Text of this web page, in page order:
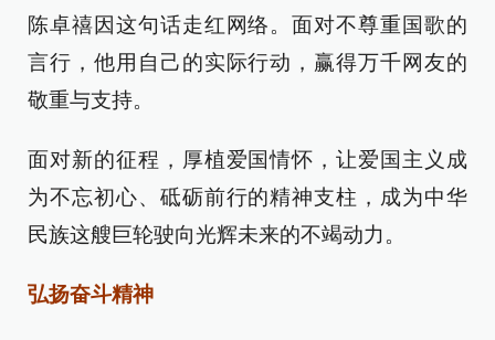
陈卓禧因这句话走红网络。面对不尊重国歌的
言行，他用自己的实际行动，赢得万千网友的
敬重与支持。
面对新的征程，厚植爱国情怀，让爱国主义成
为不忘初心、砥砺前行的精神支柱，成为中华
民族这艘巨轮驶向光辉未来的不竭动力。
弘扬奋斗精神